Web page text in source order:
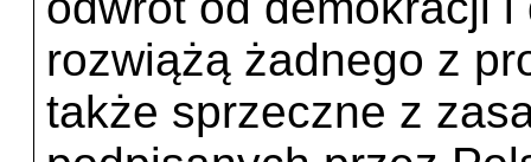
rozwiążą żadnego z
także sprzeczne z